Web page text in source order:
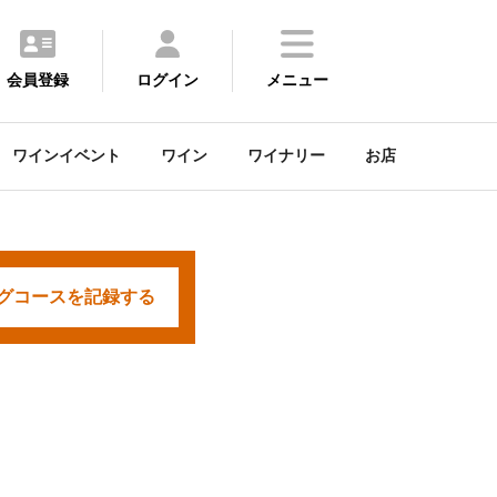
会員登録 ログイン メニュー
ワインイベント ワイン ワイナリー お店
コースを記録する